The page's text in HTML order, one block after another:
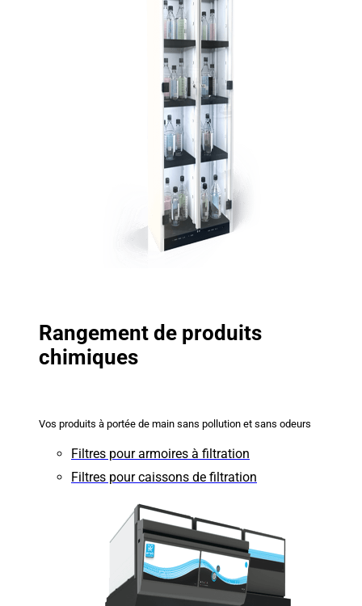
Rangement de produits
chimiques
Vos produits à portée de main sans pollution et sans odeurs
Filtres pour armoires à filtration
Filtres pour caissons de filtration